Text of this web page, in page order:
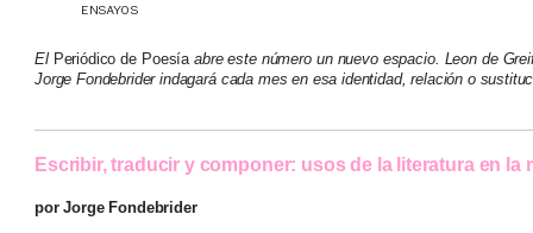
ENSAYOS
El Periódico de Poesíaabre este número un nuevo espacio. Leon de
Jorge Fondebrider indagará cada mes en esa identidad, relación o
Escribir, traducir y componer: usos de la literatura en la
por Jorge Fondebrider